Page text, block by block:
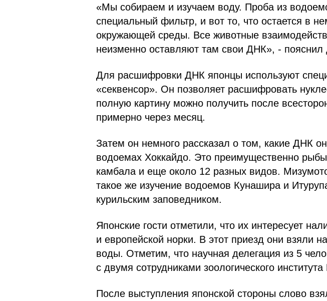
«Мы собираем и изучаем воду. Проба из
специальный фильтр, и вот то, что остается в
окружающей среды. Все животные
неизменно оставляют там свои ДНК», - пояснил
Для расшифровки ДНК японцы используют
«секвенсор». Он позволяет расшифровать
полную картину можно получить после
примерно через месяц.
Затем он немного рассказал о том, какие ДНК
водоемах Хоккайдо. Это преимущественно
камбала и еще около 12 разных видов.
такое же изучение водоемов Кунашира и
курильским заповедником.
Японские гости отметили, что их интересует
и европейской норки. В этот приезд они взяли
воды. Отметим, что научная делегация из 5
с двумя сотрудниками зоологического
После выступления японской стороны слово